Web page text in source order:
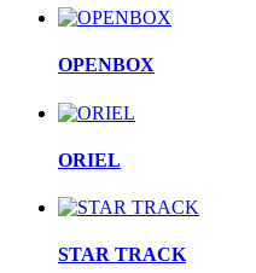
OPENBOX
ORIEL
STAR TRACK